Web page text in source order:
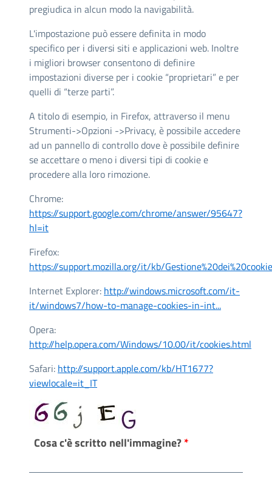
pregiudica in alcun modo la navigabilità.
L'impostazione può essere definita in modo
specifico per i diversi siti e applicazioni web. Inoltre
i migliori browser consentono di definire
impostazioni diverse per i cookie “proprietari” e per
quelli di “terze parti”.
A titolo di esempio, in Firefox, attraverso il menu
Strumenti->Opzioni ->Privacy, è possibile accedere
ad un pannello di controllo dove è possibile definire
se accettare o meno i diversi tipi di cookie e
procedere alla loro rimozione.
Chrome:
https://support.google.com/chrome/answer/95647?
hl=it
Firefox:
https://support.mozilla.org/it/kb/Gestione%20dei%20cookie
Internet Explorer: http://windows.microsoft.com/it-
it/windows7/how-to-manage-cookies-in-int...
Opera:
http://help.opera.com/Windows/10.00/it/cookies.html
Safari: http://support.apple.com/kb/HT1677?
viewlocale=it_IT
Cosa c'è scritto nell'immagine?